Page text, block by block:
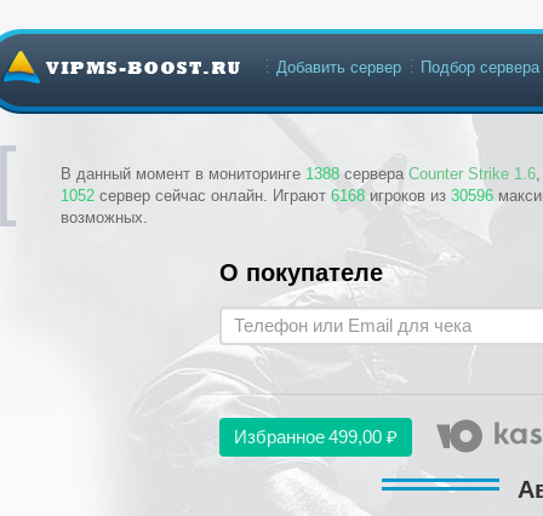
В данный момент в мониторинге 1388 сервера Counter Strike 1.6
1052 сервер сейчас онлайн. Играют 6168 игроков из 30596
возможных.
Добавить сервер Подбор сервера
О покупателе
Избранное499,00 ₽